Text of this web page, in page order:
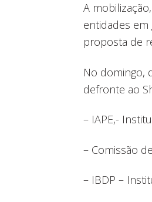
A
entidades em
proposta de
No domingo,
defronte ao
– IAPE,-
– Comissão
– IBDP –